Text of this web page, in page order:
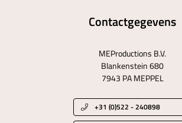
Contactgegevens
MEProductions B.V.
Blankenstein 680
7943 PA MEPPEL
+31 (0)522 - 240898